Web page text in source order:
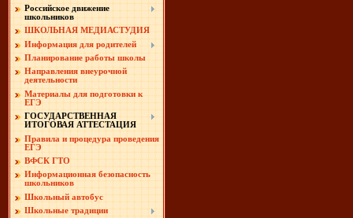
Российское движение
школьников
ШКОЛЬНАЯ МЕДИАСТУДИЯ
Информация для родителей
Планирование работы школы
Направления внеурочной
деятельности
Материалы для подготовки к
ЕГЭ
ГОСУДАРСТВЕННАЯ
ИТОГОВАЯ АТТЕСТАЦИЯ
Правила и процедура проведения
ЕГЭ
ВФСК ГТО
Информационная безопасность
школьников
Школьный автобус
Школьные традиции